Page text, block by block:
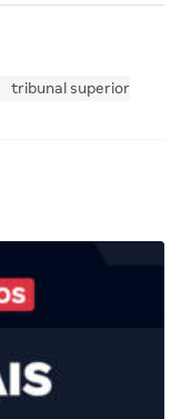
tribunal superior